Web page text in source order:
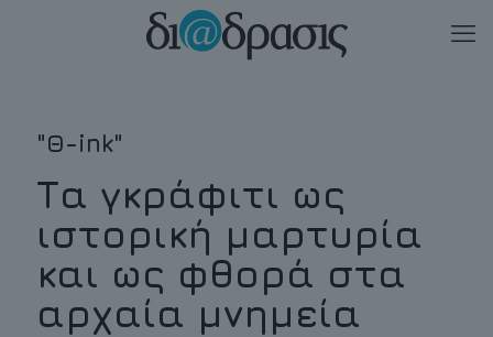
"Θ-ink"
Τα γκράφιτι ως
ιστορική μαρτυρία
και ως φθορά στα
αρχαία μνημεία